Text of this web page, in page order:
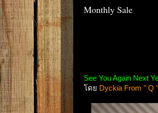
Monthly Sale
See You Again Next
โดย Dyckia From " Q "